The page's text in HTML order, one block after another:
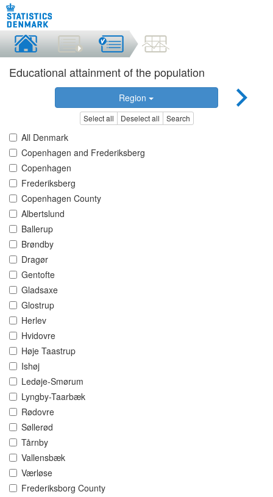
Educational attainment of the population
Region
Select all Deselect all Search
All Denmark
Copenhagen and Frederiksberg
Copenhagen
Frederiksberg
Copenhagen County
Albertslund
Ballerup
Brøndby
Dragør
Gentofte
Gladsaxe
Glostrup
Herlev
Hvidovre
Høje Taastrup
Ishøj
Ledøje-Smørum
Lyngby-Taarbæk
Rødovre
Søllerød
Tårnby
Vallensbæk
Værløse
Frederiksborg County